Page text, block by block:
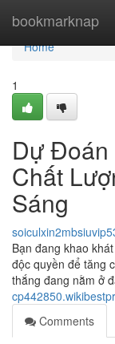
bookmarknap
Home
Home
1
Dự
Chất
Sáng
Bạn đang khao
độc quyền để tăng
thắng đang nằm ở
Comments